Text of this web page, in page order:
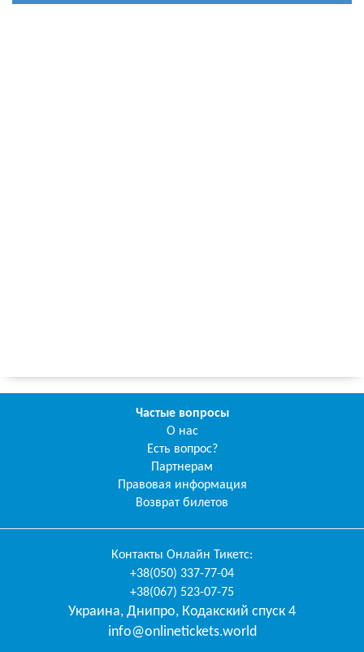
Частые вопросы
О нас
Есть вопрос?
Партнерам
Правовая информация
Возврат билетов
Контакты Онлайн Тикетс:
+38(050) 337-77-04
+38(067) 523-07-75
Украина, Днипро, Кодакский спуск 4
info@onlinetickets.world